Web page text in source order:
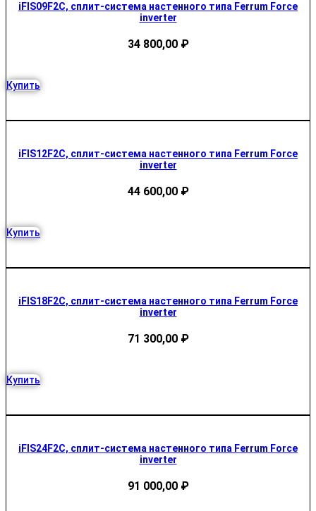
iFIS09F2C, сплит-система настенного типа Ferrum Force
inverter
34 800,00 ₽
Купить
iFIS12F2C, сплит-система настенного типа Ferrum Force
inverter
44 600,00 ₽
Купить
iFIS18F2C, сплит-система настенного типа Ferrum Force
inverter
71 300,00 ₽
Купить
iFIS24F2C, сплит-система настенного типа Ferrum Force
inverter
91 000,00 ₽